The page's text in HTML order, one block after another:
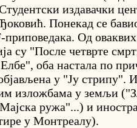
издавачки
Понекад се
приповедака. Од
су "После четврте
оба настала по
у "Ју стрипу".
изложбама у земљи
ружа"...) и
у Монтреалу).